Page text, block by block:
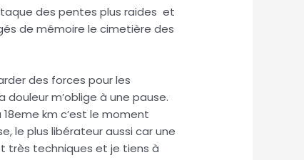
des pentes plus raides et
de mémoire le cimetière des
des forces pour les
m’oblige à une pause.
km c’est le moment
le plus libérateur aussi car une
très techniques et je tiens à